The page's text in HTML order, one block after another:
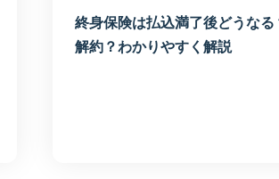
終身保険は払込満了後どうな
解約？わかりやすく解説